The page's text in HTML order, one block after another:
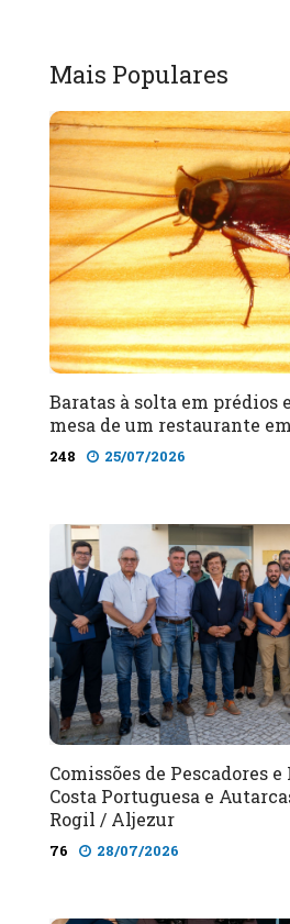
Mais Populares
Baratas à solta em prédios
mesa de um restaurante
248 25/07/2026
Comissões de Pescadores
Costa Portuguesa e
Rogil / Aljezur
76 28/07/2026